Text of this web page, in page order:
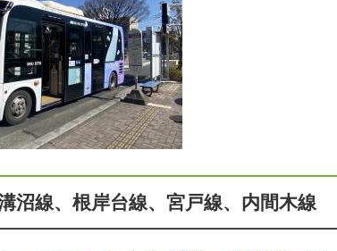
沼線、根岸台線、宮戸線、内間木線